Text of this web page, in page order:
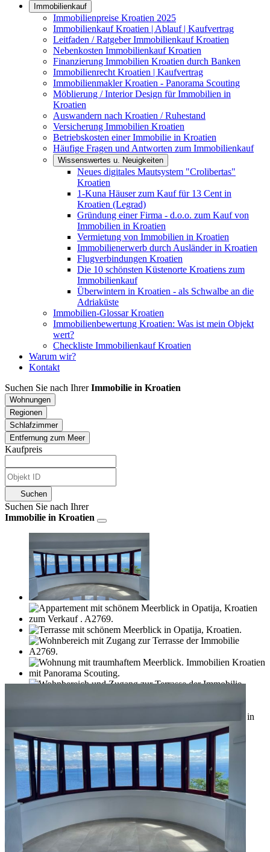
Immobilienkauf
Immobilienpreise Kroatien 2025
Immobilienkauf Kroatien | Ablauf | Kaufvertrag
Leitfaden / Ratgeber Immobilienkauf Kroatien
Nebenkosten Immobilienkauf Kroatien
Finanzierung Immobilien Kroatien durch Banken
Immobilienrecht Kroatien | Kaufvertrag
Immobilienmakler Kroatien - Panorama Scouting
Möblierung / Interior Design für Immobilien in
Kroatien
Auswandern nach Kroatien / Ruhestand
Versicherung Immobilien Kroatien
Betriebskosten einer Immobilie in Kroatien
Häufige Fragen und Antworten zum Immobilienkauf
Wissenswertes u. Neuigkeiten
Neues digitales Mautsystem "Crolibertas"
Kroatien
1-Kuna Häuser zum Kauf für 13 Cent in
Kroatien (Legrad)
Gründung einer Firma - d.o.o. zum Kauf von
Immobilien in Kroatien
Vermietung von Immobilien in Kroatien
Immobilienerwerb durch Ausländer in Kroatien
Flugverbindungen Kroatien
Die 10 schönsten Küstenorte Kroatiens zum
Immobilienkauf
Überwintern in Kroatien - als Schwalbe an die
Adriaküste
Immobilien-Glossar Kroatien
Immobilienbewertung Kroatien: Was ist mein Objekt
wert?
Checkliste Immobilienkauf Kroatien
Warum wir?
Kontakt
Suchen Sie nach IhrerImmobilie in Kroatien
Wohnungen
Regionen
Schlafzimmer
Entfernung zum Meer
Kaufpreis
Suchen
Suchen Sie nach Ihrer
Immobilie in Kroatien